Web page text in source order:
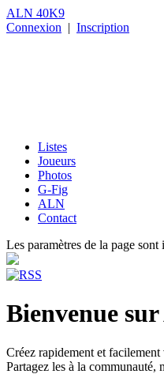
ALN 40K9
Connexion | Inscription
Listes
Joueurs
Photos
G-Fig
ALN
Contact
Les paramètres de la page sont
Bienvenue
Créez rapidement et
Partagez les à la